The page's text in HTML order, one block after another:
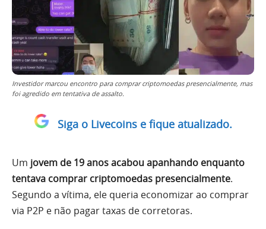
Investidor marcou encontro para comprar criptomoedas presencialmente, mas
foi agredido em tentativa de assalto.
Siga o Livecoins e fique atualizado.
Um jovem de 19 anos acabou apanhando enquanto
tentava comprar criptomoedas presencialmente.
Segundo a vítima, ele queria economizar ao comprar
via P2P e não pagar taxas de corretoras.